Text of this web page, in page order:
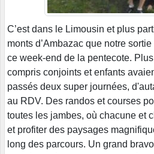
C’est dans le Limousin et plus
monts d’Ambazac que notre
ce week-end de la pentecote.
compris conjoints et enfants
passés deux super journées,
au RDV. Des randos et courses
toutes les jambes, où chacune et
et profiter des paysages
long des parcours. Un grand